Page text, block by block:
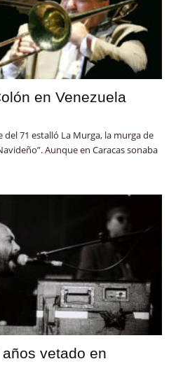
en Venezuela
del 71 estalló La Murga, la murga de
Aunque en Caracas sonaba
vetado en